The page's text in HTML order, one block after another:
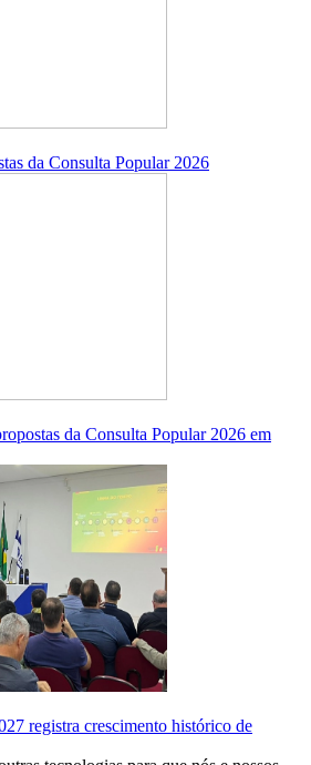
da Consulta Popular 2026
da Consulta Popular 2026 em
registra crescimento histórico de